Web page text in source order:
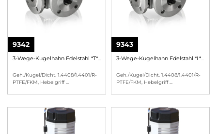
9342
3-Wege-Kugelhahn Edelstahl *T*...
Geh./Kugel/Dicht. 1.4408/1.4401/R-
PTFE/FKM, Hebelgriff...
9343
3-Wege-Kugelhahn Edelstahl *L*...
Geh./Kugel/Dicht. 1.4408/1.4401/R-
PTFE/FKM, Hebelgriff...